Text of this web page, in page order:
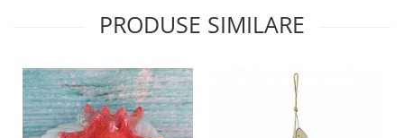
PRODUSE SIMILARE